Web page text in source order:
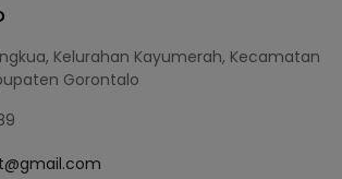
Kelurahan Kayumerah, Kecamatan
Gorontalo